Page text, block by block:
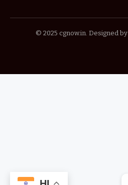
© 2025 cgnow.in. Designed by